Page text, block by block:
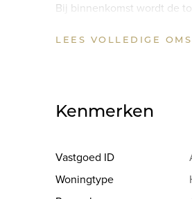
Bij binnenkomst wordt de
en een moderne
prachtige schuifdeuren,
hart van het huis is de luxe
een prachtig hardstenen
LEES VOLLEDIGE
Kenmerken
Vastgoed ID
Woningtype